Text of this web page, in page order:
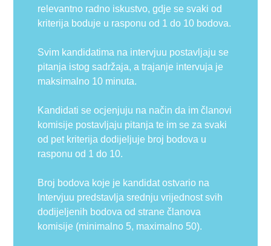
relevantno radno iskustvo, gdje se svaki od
kriterija boduje u rasponu od 1 do 10 bodova.
Svim kandidatima na intervjuu postavljaju se
pitanja istog sadržaja, a trajanje intervuja je
maksimalno 10 minuta.
Kandidati se ocjenjuju na način da im članovi
komisije postavljaju pitanja te im se za svaki
od pet kriterija dodijeljuje broj bodova u
rasponu od 1 do 10.
Broj bodova koje je kandidat ostvario na
Intervjuu predstavlja srednju vrijednost svih
dodijeljenih bodova od strane članova
komisije (minimalno 5, maximalno 50).